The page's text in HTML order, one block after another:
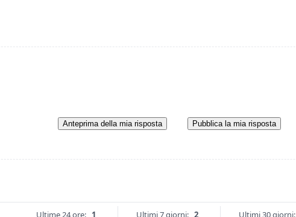
Anteprima della mia risposta Pubblica la mia risposta